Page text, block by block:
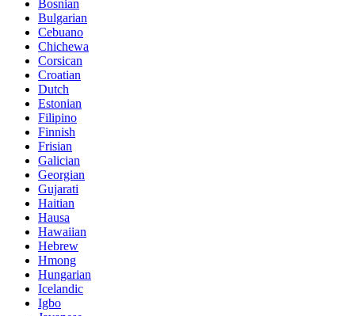
Bosnian
Bulgarian
Cebuano
Chichewa
Corsican
Croatian
Dutch
Estonian
Filipino
Finnish
Frisian
Galician
Georgian
Gujarati
Haitian
Hausa
Hawaiian
Hebrew
Hmong
Hungarian
Icelandic
Igbo